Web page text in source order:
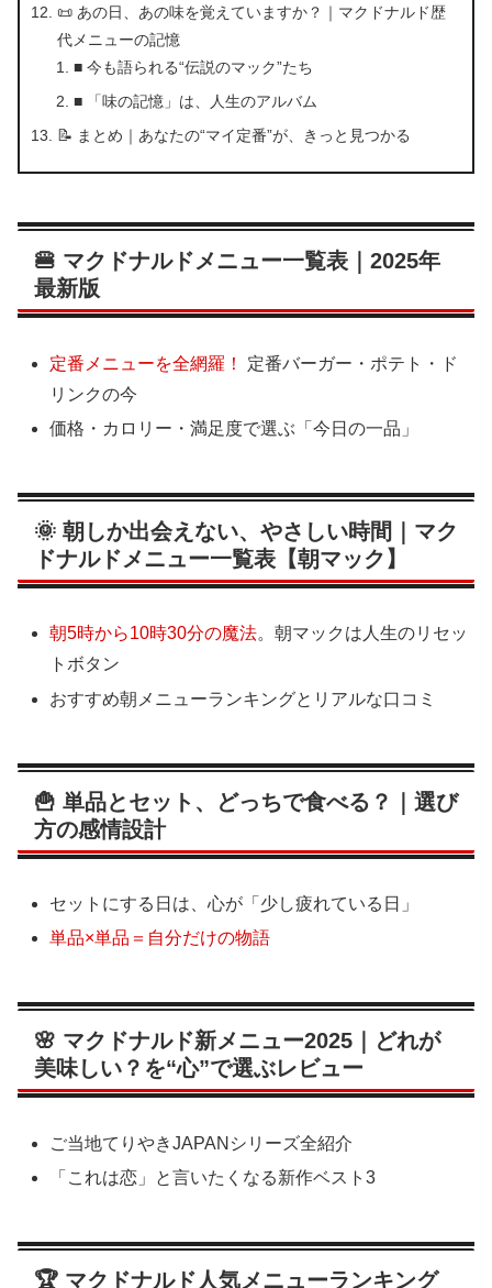
📜 あの日、あの味を覚えていますか？｜マクドナルド歴
代メニューの記憶
■ 今も語られる“伝説のマック”たち
■ 「味の記憶」は、人生のアルバム
📝 まとめ｜あなたの“マイ定番”が、きっと見つかる
🍔 マクドナルドメニュー一覧表｜2025年
最新版
定番メニューを全網羅！
定番バーガー・ポテト・ド
リンクの今
価格・カロリー・満足度で選ぶ「今日の一品」
🌞 朝しか出会えない、やさしい時間｜マク
ドナルドメニュー一覧表【朝マック】
朝5時から10時30分の魔法。朝マックは人生のリセッ
トボタン
おすすめ朝メニューランキングとリアルな口コミ
🍟 単品とセット、どっちで食べる？｜選び
方の感情設計
セットにする日は、心が「少し疲れている日」
単品×単品＝自分だけの物語
🌸 マクドナルド新メニュー2025｜どれが
美味しい？を“心”で選ぶレビュー
ご当地てりやきJAPANシリーズ全紹介
「これは恋」と言いたくなる新作ベスト3
🏆 マクドナルド人気メニューランキング